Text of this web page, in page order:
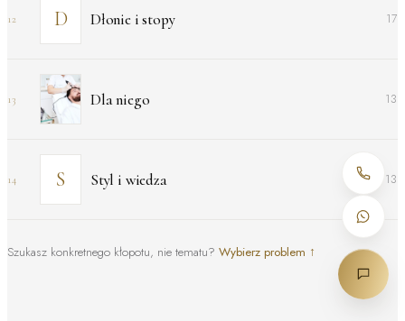
12 Dłonie i stopy 17
13 Dla niego 13
14 Styl i wiedza 13
Szukasz konkretnego kłopotu, nie tematu? Wybierz problem ↑